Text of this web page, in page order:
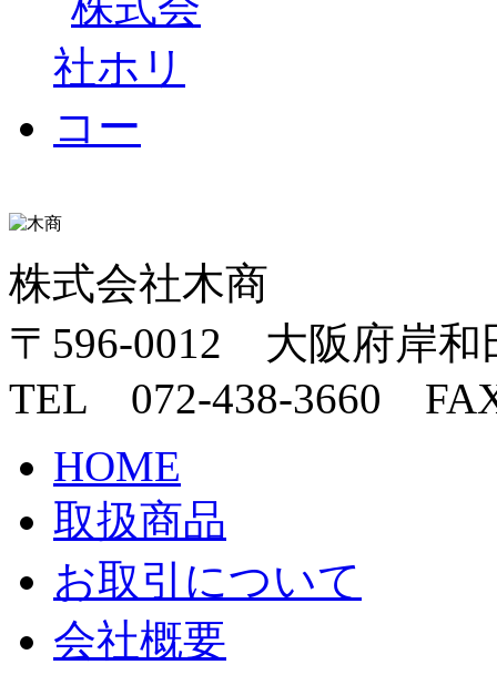
株式会社木商
〒596-0012 大阪府岸和
TEL 072-438-3660
HOME
取扱商品
お取引について
会社概要